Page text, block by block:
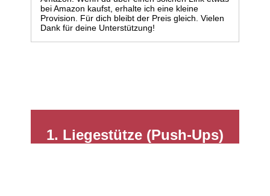
bei Amazon kaufst, erhalte ich eine kleine
Provision. Für dich bleibt der Preis gleich. Vielen
Dank für deine Unterstützung!
1. Liegestütze (Push-Ups)